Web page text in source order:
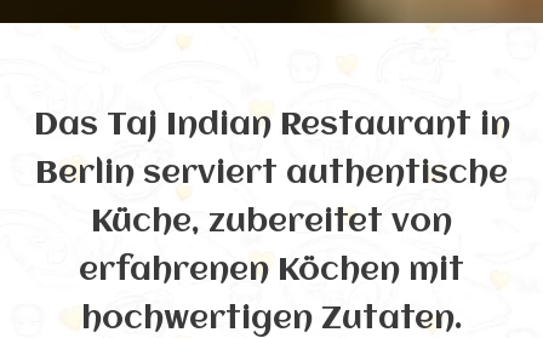
Das Taj Indian Restaurant in
Berlin serviert authentische
Küche, zubereitet von
erfahrenen Köchen mit
hochwertigen Zutaten.